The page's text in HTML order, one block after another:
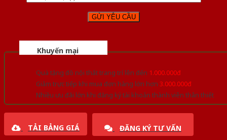
Khuyến mại
Quà tặng đồ nội thất trang trí lên đến 1.000.000đ
Giảm trực tiếp khi mua đơn hàng lớn hơn 3.000.000đ
Nhiều ưu đãi lớn khi đăng ký tài khoản thành viên thân thiết
TẢI BẢNG GIÁ ĐĂNG KÝ TƯ VẤN